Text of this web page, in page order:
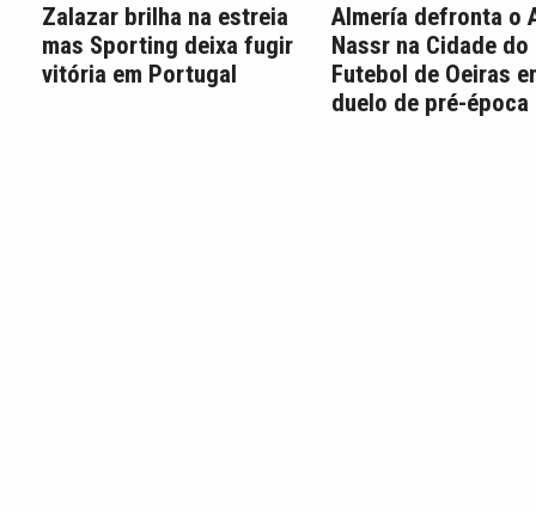
Zalazar brilha na estreia
mas Sporting deixa fugir
vitória em Portugal
Almería defronta o
Nassr na Cidade do
Futebol de Oeiras
duelo de pré-época